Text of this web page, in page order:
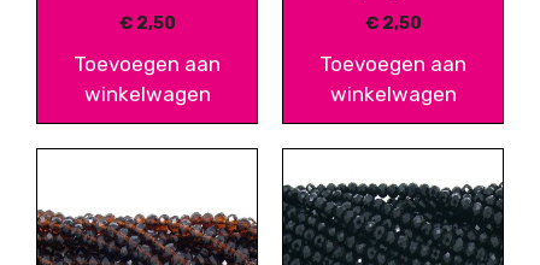
€2,50
Toevoegen aan
winkelwagen
€2,50
Toevoegen aan
winkelwagen